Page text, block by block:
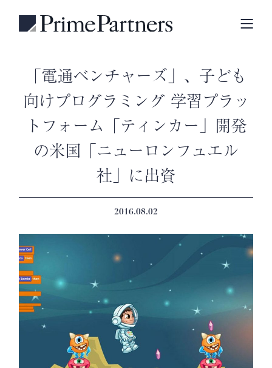
「電通ベンチャーズ」、子ども
向けプログラミング 学習プラッ
トフォーム「ティンカー」開発
の米国「ニューロンフュエル
社」に出資
2016.08.02